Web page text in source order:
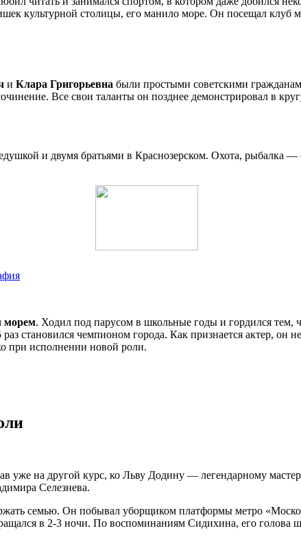
культурной столицы, его манило море. Он посещал
и Клара Григорьевна были простыми советскими
Все свои таланты он позднее демонстрировал в
и двумя братьями в Краснозерском. Охота, рыбалка
морем. Ходил под парусом в школьные годы и гордился тем,
становился чемпионом города. Как признается актер, он
при исполнении новой роли.
уже на другой курс, ко Льву Додину — легендарному
Селезнева.
семью. Он побывал уборщиком платформы метро
в 2-3 ночи. По воспоминаниям Сидихина, его голова